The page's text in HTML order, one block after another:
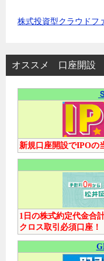
株式投資型クラウドフ
オススメ 口座開設
新規口座開設でIPOの
1日の株式約定代金合
クロス取引必須口座！